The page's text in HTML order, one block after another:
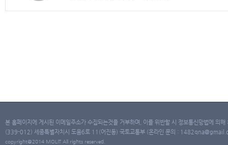
본 홈페이지에 게시된 이메일주소가 수집되는것을 거부하며, 이를 위반할 시 정보통신망법에 의
(339-012) 세종특별자치시 도움6로 11(어진동) 국토교통부 (온라인 문의 :
copyright@2014 MOLIT All rights reserved.